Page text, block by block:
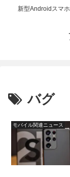
新型Androidスマ
バグ
モバイル関連ニュース